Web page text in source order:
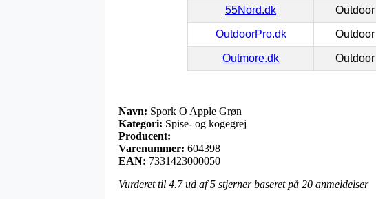
55Nord.dk Outdoor
OutdoorPro.dk Outdoor
Outmore.dk Outdoor
Navn: Spork O Apple Grøn
Kategori: Spise- og kogegrej
Producent:
Varenummer: 604398
EAN: 7331423000050
Vurderet til 4.7ud af 5 stjerner baseret på 20 anmeldelser